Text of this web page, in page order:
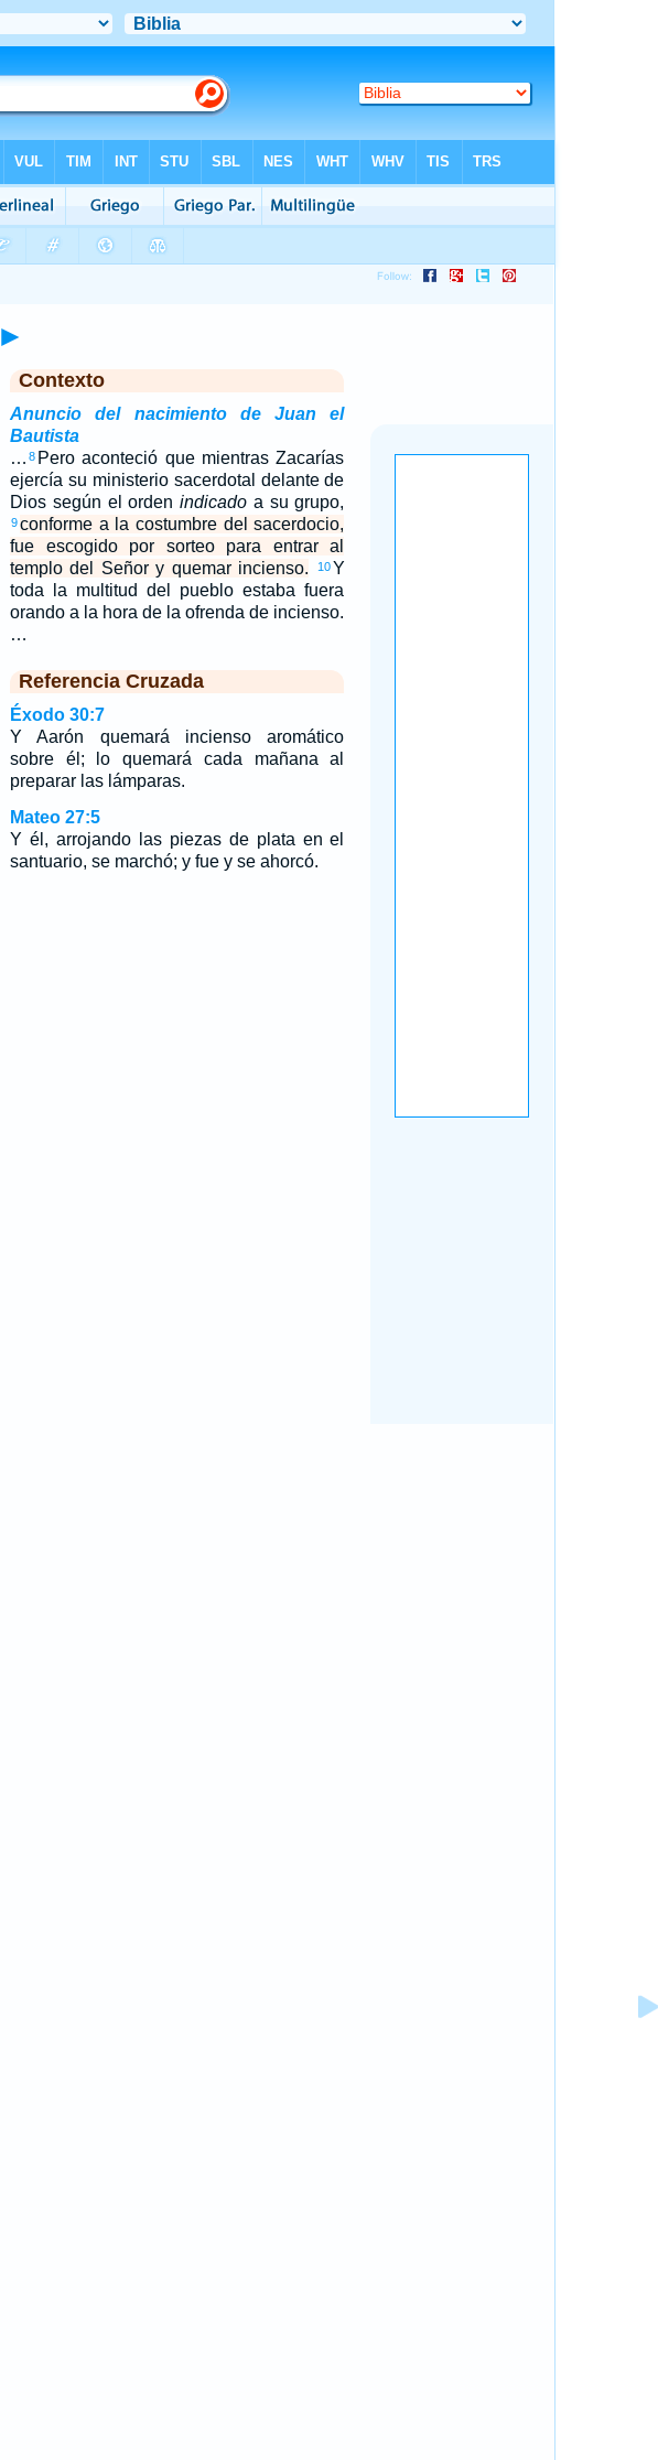
►
Contexto
Anuncio del nacimiento de Juan el
Bautista
… 8 Pero aconteció que mientras Zacarías
ejercía su ministerio sacerdotal delante de
Dios según el ordenindicado a su grupo,
9conforme a la costumbre del sacerdocio,
fue escogido por sorteo para entrar al
templo del Señor y quemar incienso.
10 Y
toda la multitud del pueblo estaba fuera
orando a la hora de la ofrenda de incienso.
…
Referencia Cruzada
Éxodo 30:7
Y Aarón quemará incienso aromático
sobre él; lo quemará cada mañana al
preparar las lámparas.
Mateo 27:5
Y él, arrojando las piezas de plata en el
santuario, se marchó; y fue y se ahorcó.